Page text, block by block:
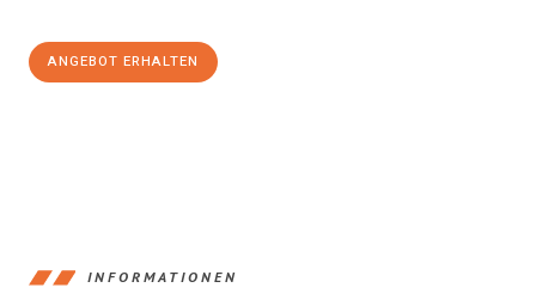
ANGEBOT ERHALTEN
INFORMATIONEN